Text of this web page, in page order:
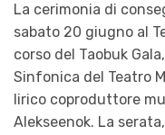
La cerimonia di
sabato 20 giugno al
corso del Taobuk
Sinfonica del Teatro
lirico coproduttore
Alekseenok. La